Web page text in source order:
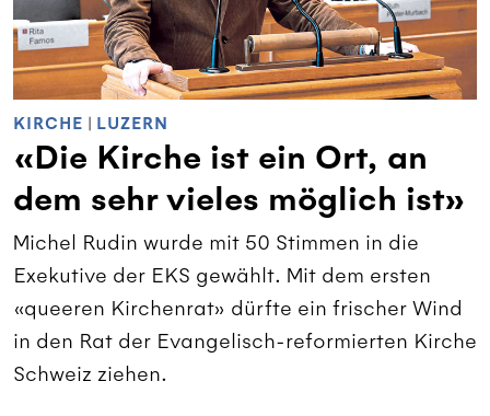
KIRCHE | LUZERN
«Die Kirche ist ein Ort, an
dem sehr vieles möglich ist»
Michel Rudin wurde mit 50 Stimmen in die
Exekutive der EKS gewählt. Mit dem ersten
«queeren Kirchenrat» dürfte ein frischer Wind
in den Rat der Evangelisch-reformierten Kirche
Schweiz ziehen.